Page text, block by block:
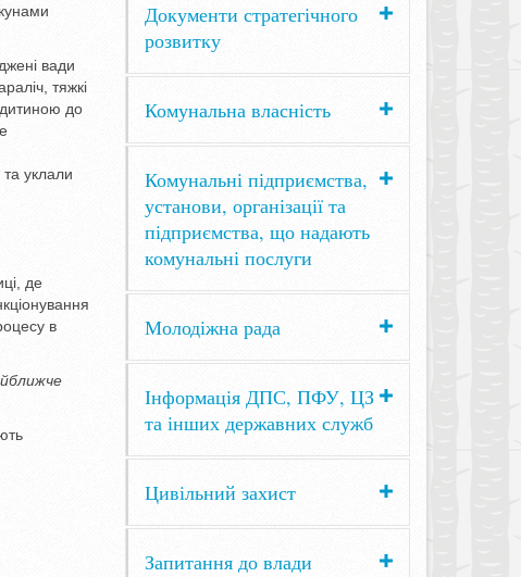
вади
тяжкі
дитиною до
та уклали
де
в
Документи стратегічного
розвитку
Комунальна власність
Комунальні підприємства,
установи, організації та
підприємства, що надають
комунальні послуги
Молодіжна рада
Інформація ДПС, ПФУ, ЦЗ
та інших державних служб
Цивільний захист
Запитання до влади